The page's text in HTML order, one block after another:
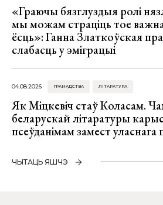
«Граючы бязглуздыя ролі
мы можам страціць тое
ёсць»: Ганна Златкоўская
слабасць у эміграцыі
04.08.2026 ГРАМАДСТВА ЛІТАРАТУРА
Як Міцкевіч стаў Коласам.
беларускай літаратуры
псеўданімам замест уласнага
ЧЫТАЦЬ ЯШЧЭ